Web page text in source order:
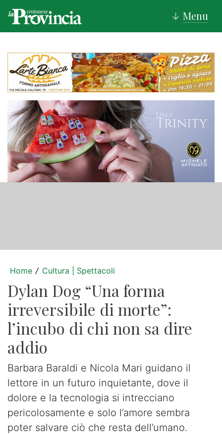
↓ Menu
Home / Cultura | Spettacoli
Dylan Dog “Una forma
irreversibile di morte”:
l’incubo di chi non sa dire
addio
Barbara Baraldi e Nicola Mari guidano il
lettore in un futuro inquietante, dove il
dolore e la tecnologia si intrecciano
pericolosamente e solo l’amore sembra
poter salvare ciò che resta dell’umano.